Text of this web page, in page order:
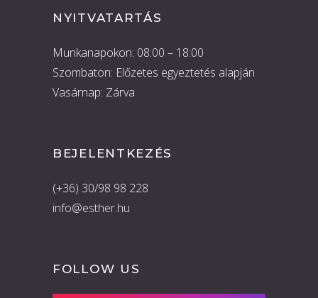
NYITVATARTÁS
Munkanapokon: 08:00 – 18:00
Szombaton: Előzetes egyeztetés alapján
Vasárnap: Zárva
BEJELENTKEZÉS
(+36) 30/98 98 228
info@esther.hu
FOLLOW US